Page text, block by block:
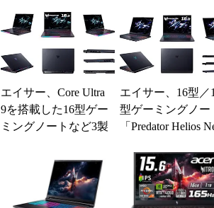
エイサー、Core Ultra
9を搭載した16型ゲー
ミングノートなど3製
エイサー、16型／
型ゲーミングノー
「Predator Helios